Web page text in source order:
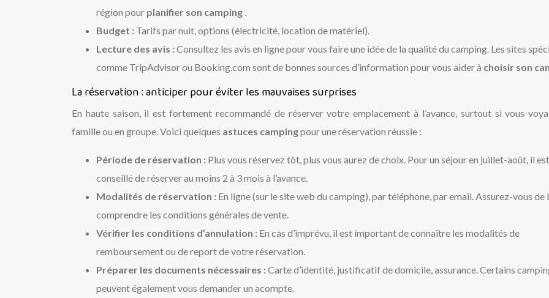
région pour planifier son camping .
Budget : Tarifs par nuit, options (électricité, location de matériel).
Lecture des avis :Consultez les avis en ligne pour vous faire une idée de la qualité du camping. Les sites
comme TripAdvisor ou Booking.com sont de bonnes sources d’information pour vous aider à choisir son
La réservation : anticiper pour éviter les mauvaises surprises
En haute saison, il est fortement recommandé de réserver votre emplacement à l’avance, surtout si vous
famille ou en groupe. Voici quelques astuces campingpour une réservation réussie :
Période de réservation : Plus vous réservez tôt, plus vous aurez de choix. Pour un séjour en juillet-août, il est
conseillé de réserver au moins 2 à 3 mois à l’avance.
Modalités de réservation : En ligne (sur le site web du camping), par téléphone, par email. Assurez-vous de
comprendre les conditions générales de vente.
Vérifier les conditions d’annulation : En cas d’imprévu, il est important de connaître les modalités de
remboursement ou de report de votre réservation.
Préparer les documents nécessaires :Carte d’identité, justificatif de domicile, assurance. Certains
peuvent également vous demander un acompte.